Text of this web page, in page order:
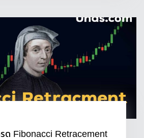
ด Fibonacci Retracement